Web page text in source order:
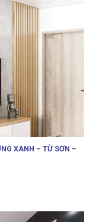
XANH – TỪ SƠN –